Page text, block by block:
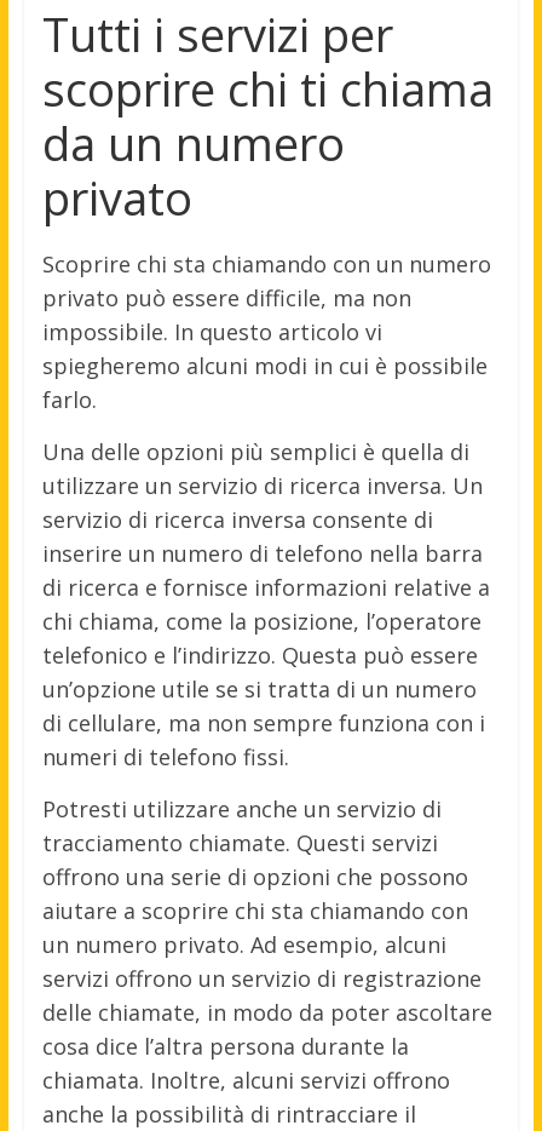
Tutti i servizi per
scoprire chi ti chiama
da un numero
privato
Scoprire chi sta chiamando con un numero
privato può essere difficile, ma non
impossibile. In questo articolo vi
spiegheremo alcuni modi in cui è possibile
farlo.
Una delle opzioni più semplici è quella di
utilizzare un servizio di ricerca inversa. Un
servizio di ricerca inversa consente di
inserire un numero di telefono nella barra
di ricerca e fornisce informazioni relative a
chi chiama, come la posizione, l’operatore
telefonico e l’indirizzo. Questa può essere
un’opzione utile se si tratta di un numero
di cellulare, ma non sempre funziona con i
numeri di telefono fissi.
Potresti utilizzare anche un servizio di
tracciamento chiamate. Questi servizi
offrono una serie di opzioni che possono
aiutare a scoprire chi sta chiamando con
un numero privato. Ad esempio, alcuni
servizi offrono un servizio di registrazione
delle chiamate, in modo da poter ascoltare
cosa dice l’altra persona durante la
chiamata. Inoltre, alcuni servizi offrono
anche la possibilità di rintracciare il